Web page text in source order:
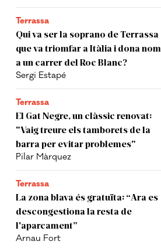
Terrassa
Qui va ser la soprano de Terrassa
que va triomfar a Itàlia i dona nom
a un carrer del Roc Blanc?
Sergi Estapé
Terrassa
El Gat Negre, un clàssic renovat:
"Vaig treure els tamborets de la
barra per evitar problemes"
Pilar Màrquez
Terrassa
La zona blava és gratuïta: “Ara es
descongestiona la resta de
l'aparcament”
Arnau Fort